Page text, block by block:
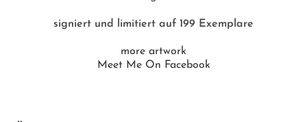
signiert und limitiert auf 199 Exemplare
more artwork
Meet Me On Facebook